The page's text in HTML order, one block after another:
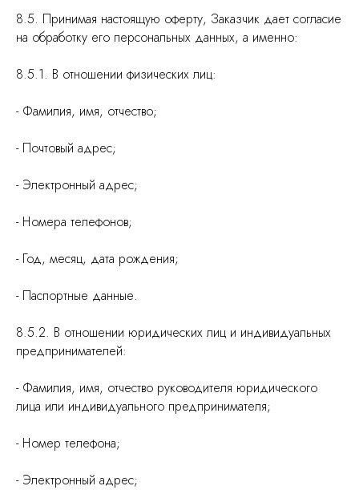
8.5. Принимая настоящую оферту, Заказчик дает согласие
на обработку его персональных данных, а именно:
8.5.1. В отношении физических лиц:
- Фамилия, имя, отчество;
- Почтовый адрес;
- Электронный адрес;
- Номера телефонов;
- Год, месяц, дата рождения;
- Паспортные данные.
8.5.2. В отношении юридических лиц и индивидуальных
предпринимателей:
- Фамилия, имя, отчество руководителя юридического
лица или индивидуального предпринимателя;
- Номер телефона;
- Электронный адрес;